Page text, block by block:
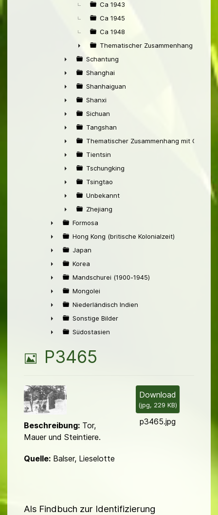
Ca 1943
Ca 1945
Ca 1948
►
Thematischer Zusammenhang mit
►
Schantung
►
Shanghai
►
Shanhaiguan
►
Shanxi
►
Sichuan
►
Tangshan
►
Thematischer Zusammenhang mit China
►
Tientsin
►
Tschungking
►
Tsingtao
►
Unbekannt
►
Zhejiang
►
Formosa
►
Hong Kong (britische Kolonialzeit)
►
Japan
►
Korea
►
Mandschurei (1900-1945)
►
Mongolei
►
Niederländisch Indien
►
Sonstige Bilder
Südostasien
B
l
d
P3465
Download
(jpg, 229 KB)
p3465.jpg
Beschreibung: Tor,
Mauer und Steintiere.
Quelle: Balser, Lieselotte
Als Findbuch zur Identifizierung